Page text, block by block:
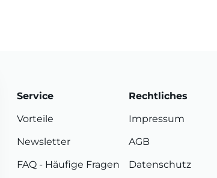
Service
Vorteile
Newsletter
FAQ - Häufige Fragen
Rechtliches
Impressum
AGB
Datenschutz